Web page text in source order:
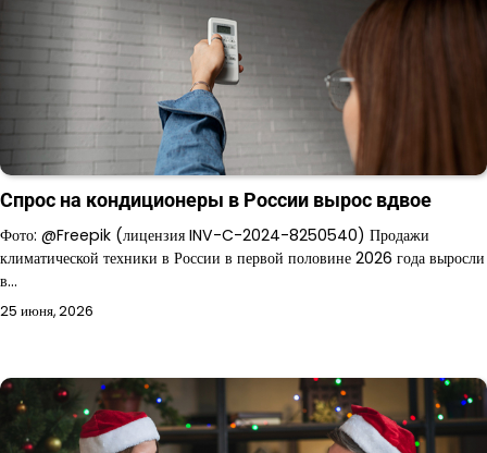
Спрос на кондиционеры в России вырос вдвое
Фото: @Freepik (лицензия INV-C-2024-8250540) Продажи
климатической техники в России в первой половине 2026 года выросли
в…
25 июня, 2026